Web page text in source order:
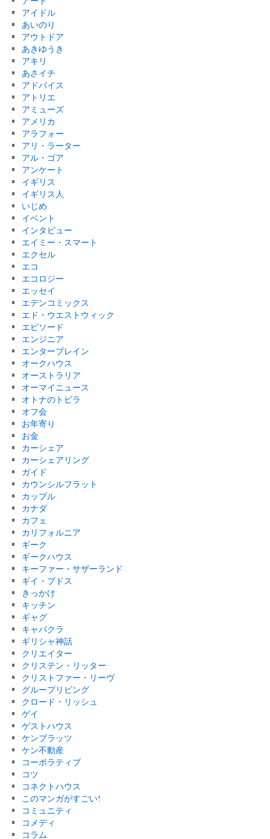
アイドル
あいのり
アウトドア
あきゆうき
アキリ
あさイチ
アドバイス
アトリエ
アミューズ
アメリカ
アラフォー
アリ・ラーター
アル・ゴア
アンケート
イギリス
イギリス人
いじめ
イベント
インタビュー
エイミー・スマート
エクセル
エコ
エコロジー
エッセイ
エデンコミックス
エド・ウエストウィック
エピソード
エンジニア
エンターブレイン
オークハウス
オーストラリア
オーマイニュース
オトナのトビラ
オフ会
お年寄り
お金
カーシェア
カーシェアリング
ガイド
カウンシルフラット
カップル
カナダ
カフェ
カリフォルニア
ギーク
ギークハウス
キーファー・サザーランド
ギイ・ブドス
きっかけ
キッチン
ギャグ
キャバクラ
ギリシャ神話
クリエイター
クリステン・リッター
クリストファー・リーヴ
グループリビング
クロード・リッシュ
ゲイ
ゲストハウス
ケンプラッツ
ケン不動産
コーポラティブ
コツ
コネクトハウス
このマンガがすごい!
コミュニティ
コメディ
コラム